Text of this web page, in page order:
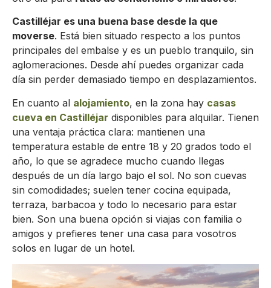
Castilléjar es una buena base desde la que
moverse. Está bien situado respecto a los puntos
principales del embalse y es un pueblo tranquilo, sin
aglomeraciones. Desde ahí puedes organizar cada
día sin perder demasiado tiempo en desplazamientos.
En cuanto al alojamiento, en la zona hay casas
cueva en Castilléjar disponibles para alquilar. Tienen
una ventaja práctica clara: mantienen una
temperatura estable de entre 18 y 20 grados todo el
año, lo que se agradece mucho cuando llegas
después de un día largo bajo el sol. No son cuevas
sin comodidades; suelen tener cocina equipada,
terraza, barbacoa y todo lo necesario para estar
bien. Son una buena opción si viajas con familia o
amigos y prefieres tener una casa para vosotros
solos en lugar de un hotel.